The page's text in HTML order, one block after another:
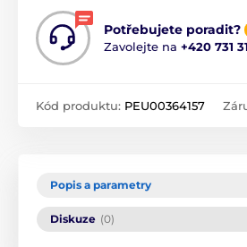
Potřebujete poradit?
Zavolejte na +420 731
Kód produktu: PEU00364157
Popis a parametry
Diskuze (0)